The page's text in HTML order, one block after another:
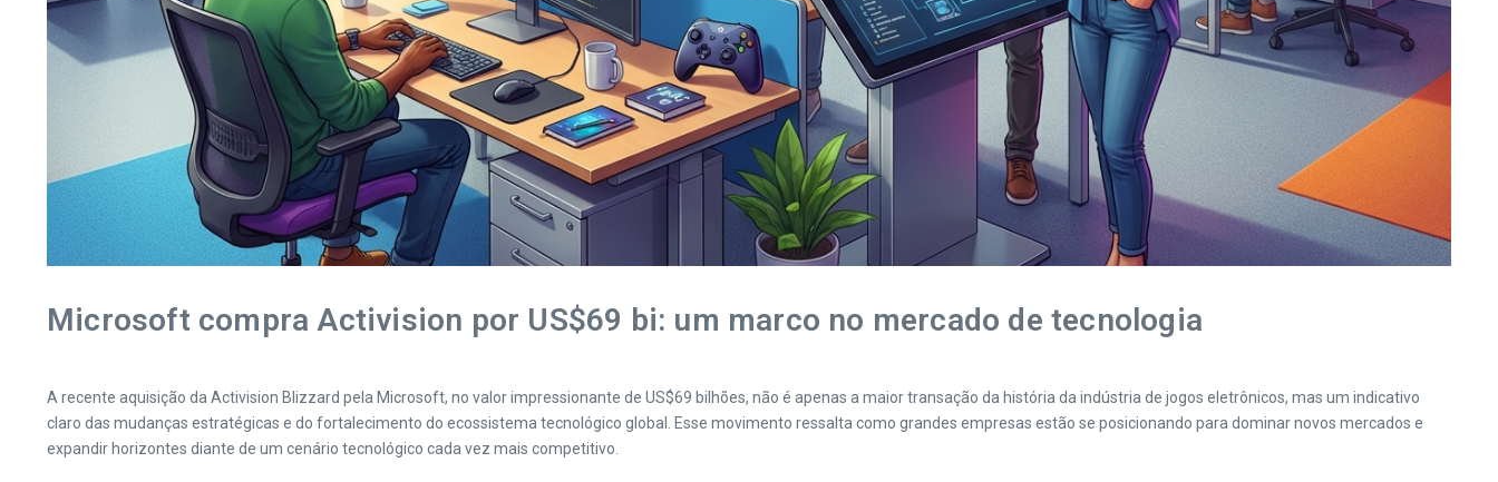
Microsoft compra Activision por US$69 bi: um marco no mercado de tecnologia
A recente aquisição da Activision Blizzard pela Microsoft, no valor impressionante de US$69 bilhões, não é apenas a maior transação da história da indústria de jogos eletrônicos, mas um indicativo
claro das mudanças estratégicas e do fortalecimento do ecossistema tecnológico global. Esse movimento ressalta como grandes empresas estão se posicionando para dominar novos mercados e
expandir horizontes diante de um cenário tecnológico cada vez mais competitivo.